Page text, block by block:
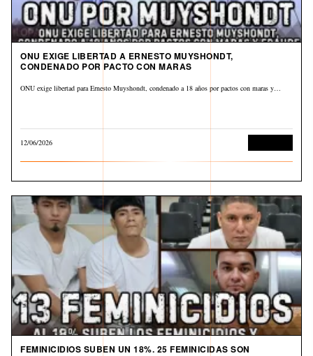
ONU EXIGE LIBERTAD A ERNESTO MUYSHONDT,
CONDENADO POR PACTO CON MARAS
ONU exige libertad para Ernesto Muyshondt, condenado a 18 años por pactos con maras y…
12/06/2026
FEMINICIDIOS SUBEN UN 18%. 25 FEMINICIDAS SON